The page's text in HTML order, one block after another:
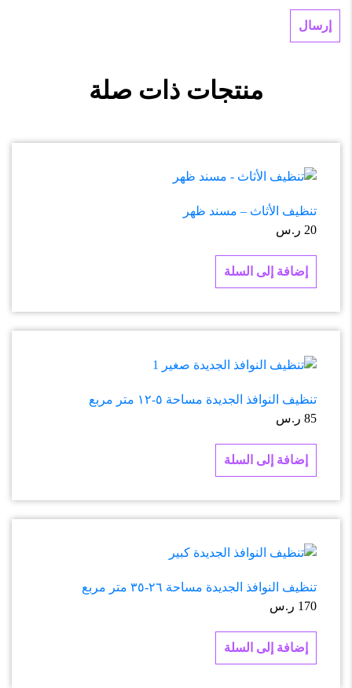
منتجات ذات صلة
تنظيف الأثاث – مسند ظهر
20 ر.س
إضافة إلى السلة
تنظيف النوافذ الجديدة مساحة ٥-١٢ متر مربع
85 ر.س
إضافة إلى السلة
تنظيف النوافذ الجديدة مساحة ٢٦-٣٥ متر مربع
170 ر.س
إضافة إلى السلة